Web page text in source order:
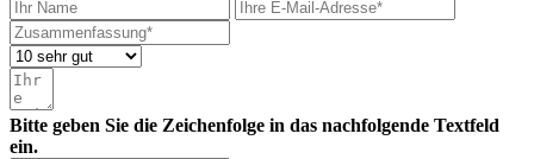
Bitte geben Sie die Zeichenfolge in das nachfolgende Textfeld
ein.